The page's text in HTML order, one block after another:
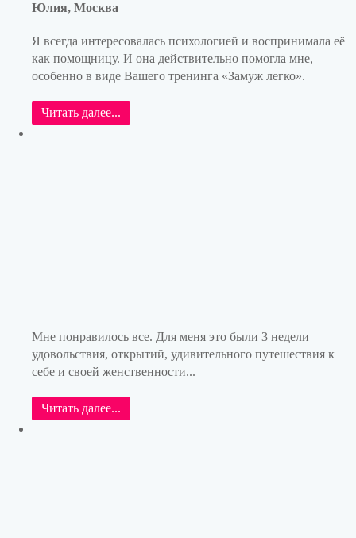
Юлия, Москва
Я всегда интересовалась психологией и воспринимала её
как помощницу. И она действительно помогла мне,
особенно в виде Вашего тренинга «Замуж легко».
Читать далее...
Мне понравилось все. Для меня это были 3 недели
удовольствия, открытий, удивительного путешествия к
себе и своей женственности...
Читать далее...